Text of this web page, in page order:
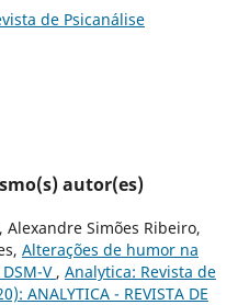
de Psicanálise
autor(es)
Alexandre Simões Ribeiro,
Alterações de humor na
V , Analytica: Revista de
ANALYTICA - REVISTA DE